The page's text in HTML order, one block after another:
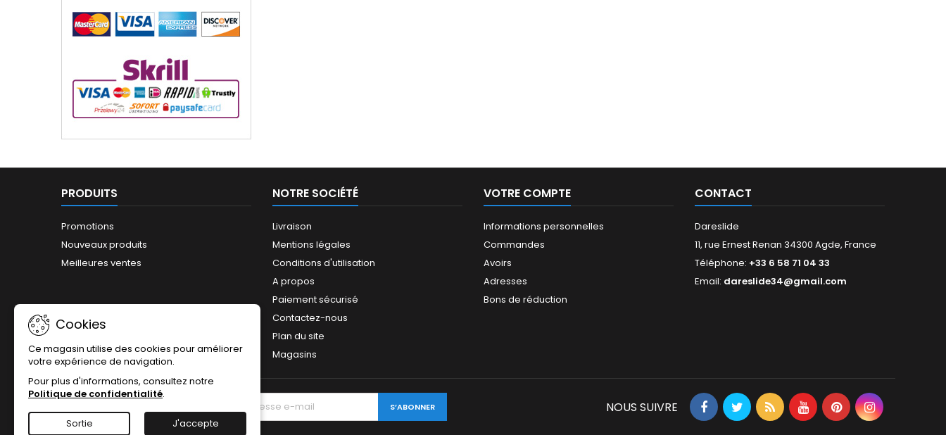
PRODUITS
Promotions
Nouveaux produits
Meilleures ventes
NOTRE SOCIÉTÉ
Livraison
Mentions légales
Conditions d'utilisation
A propos
Paiement sécurisé
Contactez-nous
Plan du site
Magasins
VOTRE COMPTE
Informations personnelles
Commandes
Avoirs
Adresses
Bons de réduction
CONTACT
Dareslide
11, rue Ernest Renan 34300 Agde, France
Téléphone: +33 6 58 71 04 33
Email: dareslide34@gmail.com
Cookies
Ce magasin utilise des cookies pour améliorer
votre expérience de navigation.
Pour plus d'informations, consultez notre
Politique de confidentialité.
Sortie J'accepte
NOUS SUIVRE